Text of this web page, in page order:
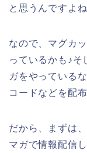
と思うんですよ
なので、マグカ
っているかも♪そ
ガをやっている
コードなどを配
だから、まずは
マガで情報配信